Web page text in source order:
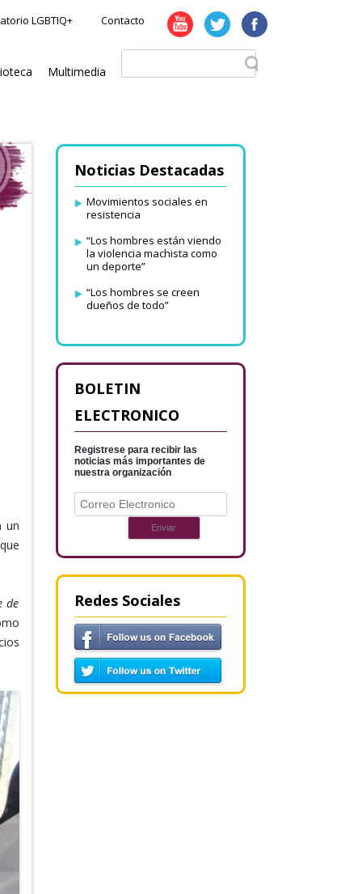
LGBTIQ+ Contacto
Multimedia
un
de
Noticias Destacadas
Movimientos sociales en
resistencia
“Los hombres están viendo
la violencia machista como
un deporte”
“Los hombres se creen
dueños de todo”
BOLETIN
ELECTRONICO
Registrese para recibir las
noticias más importantes de
nuestra organización
Redes Sociales